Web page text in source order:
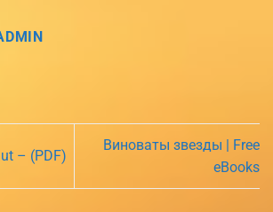
– (PDF)
Виноваты звезды | Free
eBooks